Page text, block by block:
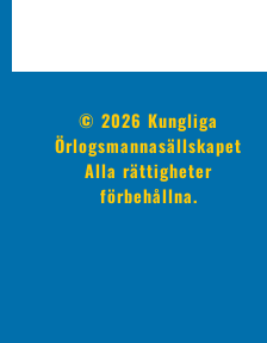
© 2026 Kungliga
Örlogsmannasällskapet
Alla rättigheter
förbehållna.